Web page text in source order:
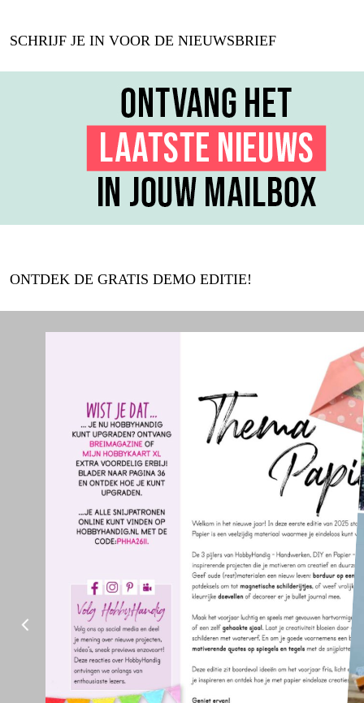
SCHRIJF JE IN VOOR DE NIEUWSBRIEF
ONTDEK DE GRATIS DEMO EDITIE!